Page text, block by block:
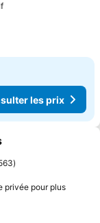
les prix
favoris
privée pour plus